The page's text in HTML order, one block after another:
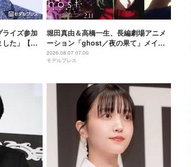
ライズ参加
た」【ブ
堀田真由＆高橋一生、長編劇場アニメ
ーション「ghost／夜の果て」メイン
キャスト声優に決定「子どもの頃に抱
いていた言葉にはできない沢山の感情
2026.08.07 07:00
モデルプレス